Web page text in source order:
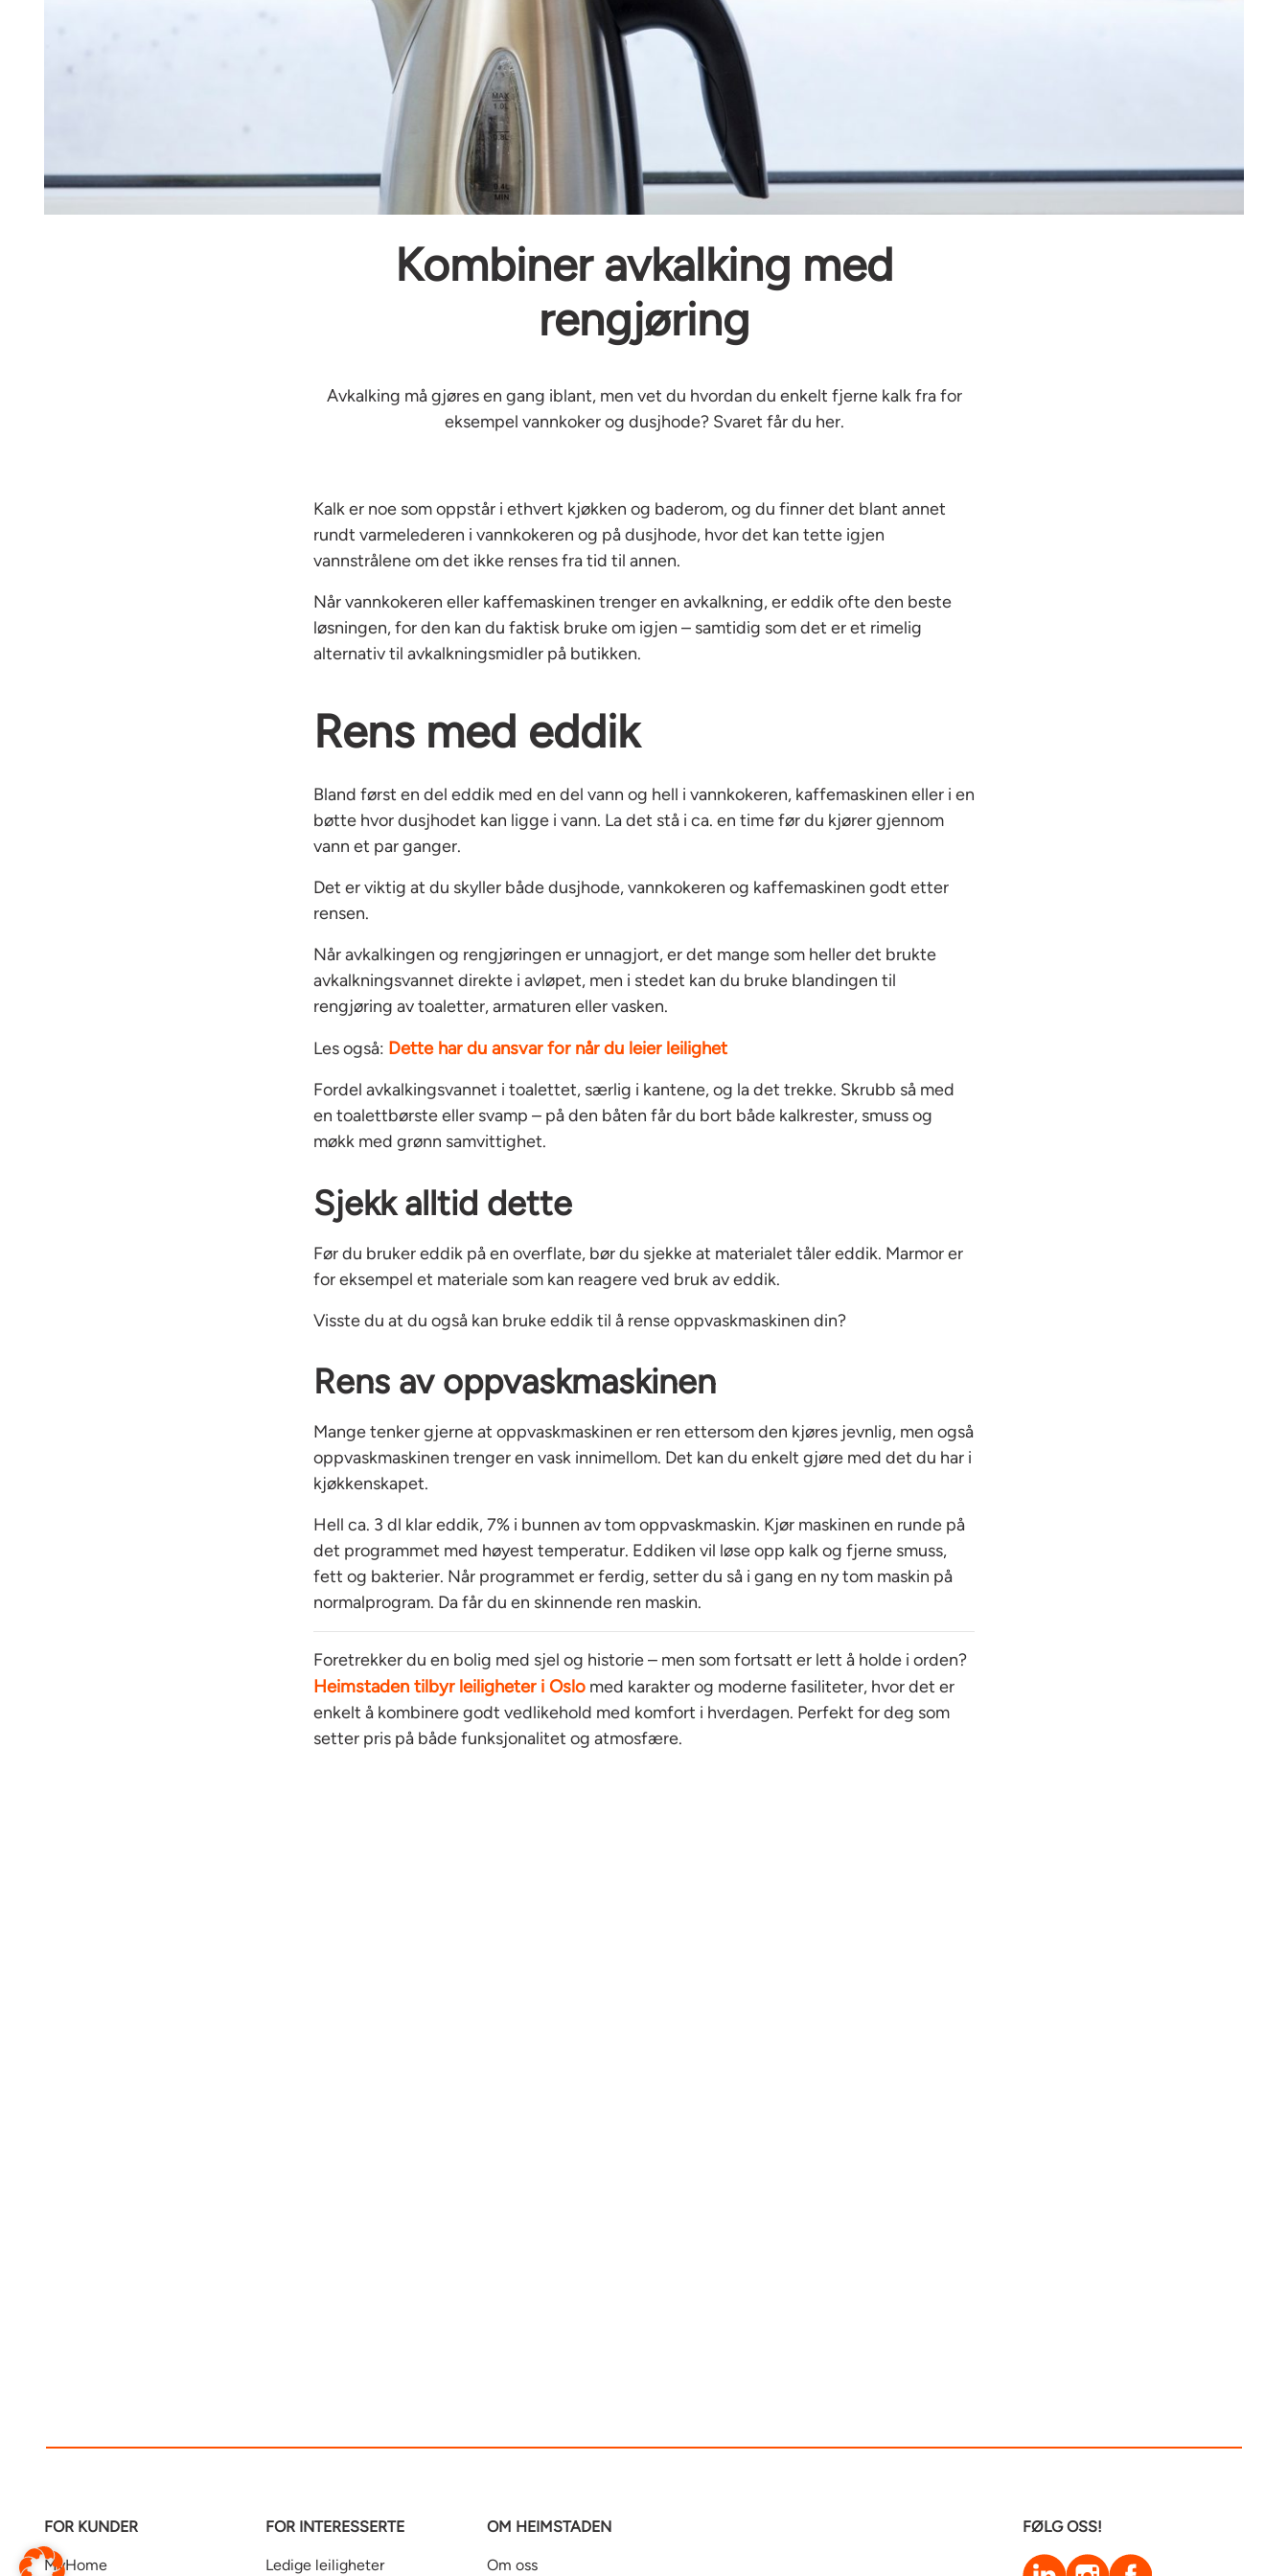
Kombiner avkalking med
rengjøring
Avkalking må gjøres en gang iblant, men vet du hvordan du enkelt fjerne kalk fra for
eksempel vannkoker og dusjhode? Svaret får du her.
Kalk er noe som oppstår i ethvert kjøkken og baderom, og du finner det blant annet
rundt varmelederen i vannkokeren og på dusjhode, hvor det kan tette igjen
vannstrålene om det ikke renses fra tid til annen.
Når vannkokeren eller kaffemaskinen trenger en avkalkning, er eddik ofte den beste
løsningen, for den kan du faktisk bruke om igjen – samtidig som det er et rimelig
alternativ til avkalkningsmidler på butikken.
Rens med eddik
Bland først en del eddik med en del vann og hell i vannkokeren, kaffemaskinen eller i en
bøtte hvor dusjhodet kan ligge i vann. La det stå i ca. en time før du kjører gjennom
vann et par ganger.
Det er viktig at du skyller både dusjhode, vannkokeren og kaffemaskinen godt etter
rensen.
Når avkalkingen og rengjøringen er unnagjort, er det mange som heller det brukte
avkalkningsvannet direkte i avløpet, men i stedet kan du bruke blandingen til
rengjøring av toaletter, armaturen eller vasken.
Les også: Dette har du ansvar for når du leier leilighet
Fordel avkalkingsvannet i toalettet, særlig i kantene, og la det trekke. Skrubb så med
en toalettbørste eller svamp – på den båten får du bort både kalkrester, smuss og
møkk med grønn samvittighet.
Sjekk alltid dette
Før du bruker eddik på en overflate, bør du sjekke at materialet tåler eddik. Marmor er
for eksempel et materiale som kan reagere ved bruk av eddik.
Visste du at du også kan bruke eddik til å rense oppvaskmaskinen din?
Rens av oppvaskmaskinen
Mange tenker gjerne at oppvaskmaskinen er ren ettersom den kjøres jevnlig, men også
oppvaskmaskinen trenger en vask innimellom. Det kan du enkelt gjøre med det du har i
kjøkkenskapet.
Hell ca. 3 dl klar eddik, 7% i bunnen av tom oppvaskmaskin. Kjør maskinen en runde på
det programmet med høyest temperatur. Eddiken vil løse opp kalk og fjerne smuss,
fett og bakterier. Når programmet er ferdig, setter du så i gang en ny tom maskin på
normalprogram. Da får du en skinnende ren maskin.
Foretrekker du en bolig med sjel og historie – men som fortsatt er lett å holde i orden?
Heimstaden tilbyr leiligheter i Oslo med karakter og moderne fasiliteter, hvor det er
enkelt å kombinere godt vedlikehold med komfort i hverdagen. Perfekt for deg som
setter pris på både funksjonalitet og atmosfære.
FOR KUNDER
MyHome
FOR INTERESSERTE
Ledige leiligheter
OM HEIMSTADEN
Om oss
FØLG OSS!
LinkedInInstagramFacebook